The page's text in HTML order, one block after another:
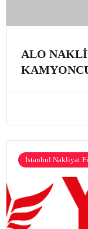
ALO
İstanbul Nakliyat